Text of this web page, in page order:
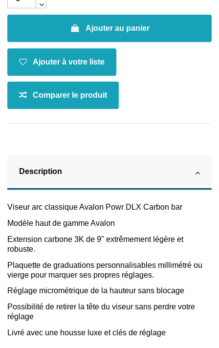
Ajouter au panier
Description
Viseur arc classique Avalon Powr DLX Carbon bar
Modèle haut de gamme Avalon
Extension carbone 3K de 9" extrêmement légère et
robuste.
Plaquette de graduations personnalisables millimétré ou
vierge pour marquer ses propres réglages.
Réglage micrométrique de la hauteur sans blocage
Possibilité de retirer la tête du viseur sans perdre votre
réglage
Livré avec une housse luxe et clés de réglage